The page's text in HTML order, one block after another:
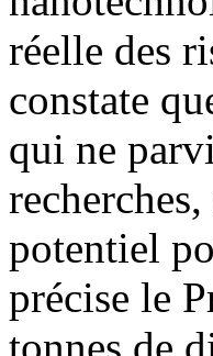
réelle des
constate
qui ne
potentiel
précise le
tonnes de